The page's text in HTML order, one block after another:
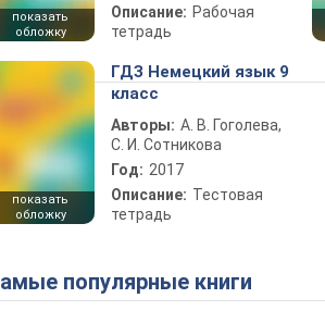
показать
обложку
Описание: Рабочая
тетрадь
показать
обложку
ГДЗ Немецкий язык 9
класс
Авторы: А. В. Гоголева,
С. И. Сотникова
Год: 2017
Описание: Тестовая
тетрадь
Самые популярные книги